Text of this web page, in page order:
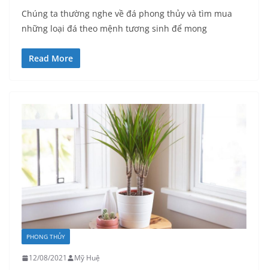
Chúng ta thường nghe về đá phong thủy và tìm mua
những loại đá theo mệnh tương sinh để mong
Read More
PHONG THỦY
12/08/2021 Mỹ Huệ